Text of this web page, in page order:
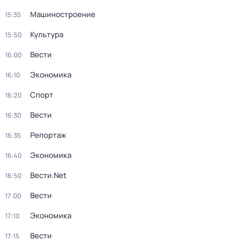
15:35 Машиностроение
15:50 Культура
16:00 Вести
16:10 Экономика
16:20 Спорт
16:30 Вести
16:35 Репортаж
16:40 Экономика
16:50 Вести.Net
17:00 Вести
17:10 Экономика
17:15 Вести